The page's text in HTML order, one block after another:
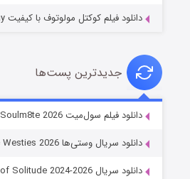
خاندان اژدها فصل ۳
دانلود فیلم کوکتل مولوتوف با کیفیت BluRay
جدیدترین پست‌ها
دانلود فیلم سول‌میت Soulm8te 2026
دانلود سریال وستی‌ها The Westies 2026
دانلود سریال One Hundred Years of Solitude 2024-2026